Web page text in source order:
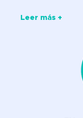
Leer más +